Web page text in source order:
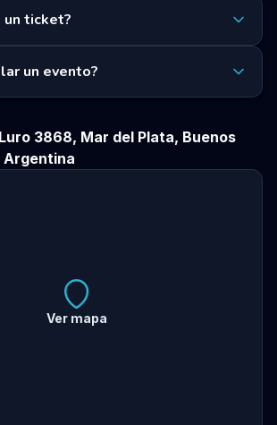
un ticket?
un evento?
3868, Mar del Plata, Buenos
Argentina
Ver mapa